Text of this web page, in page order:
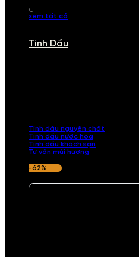
xem tất cả
Tinh Dầu
Tinh dầu nguyên chất
Tinh dầu nước hoa
Tinh dầu khách sạn
Tư vấn mùi hương
-62%